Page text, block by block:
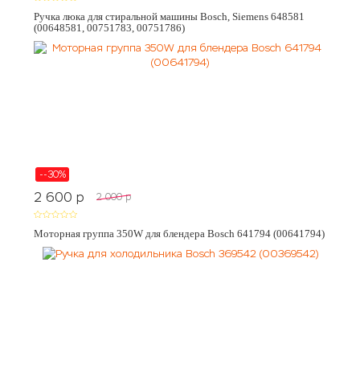
Ручка люка для стиральной машины Bosch, Siemens 648581
(00648581, 00751783, 00751786)
--30%
2 600 p 2 000 p
Моторная группа 350W для блендера Bosch 641794 (00641794)